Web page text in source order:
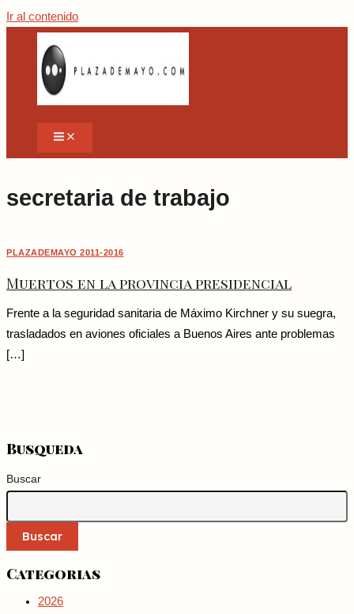
Ir al contenido
secretaria de trabajo
PLAZADEMAYO 2011-2016
Muertos en la provincia presidencial
Frente a la seguridad sanitaria de Máximo Kirchner y su suegra,
trasladados en aviones oficiales a Buenos Aires ante problemas
[…]
Busqueda
Buscar
Buscar
Categorias
2026